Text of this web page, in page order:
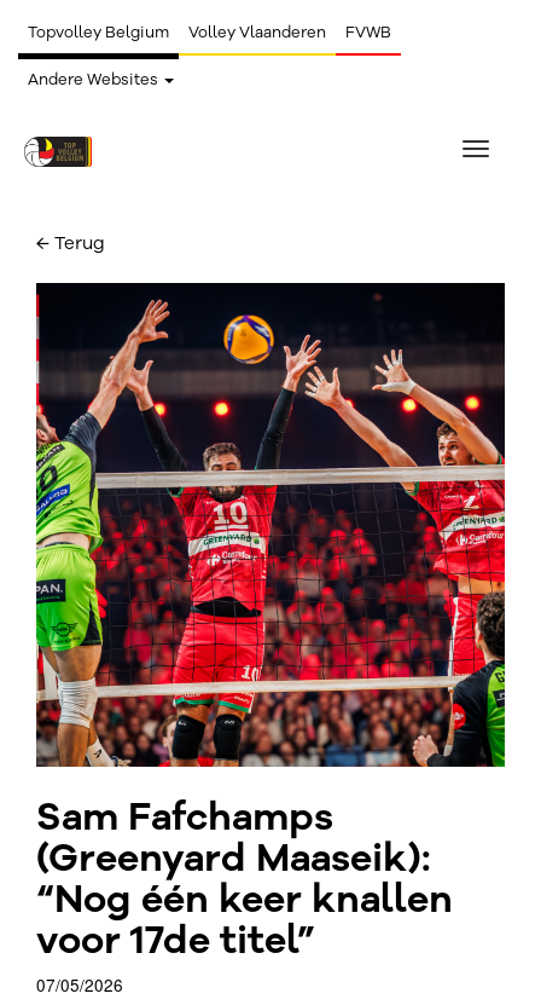
Topvolley Belgium Volley Vlaanderen FVWB
Andere Websites
Toggle
← Terug
Sam Fafchamps
(Greenyard Maaseik):
“Nog één keer knallen
voor 17de titel”
07/05/2026